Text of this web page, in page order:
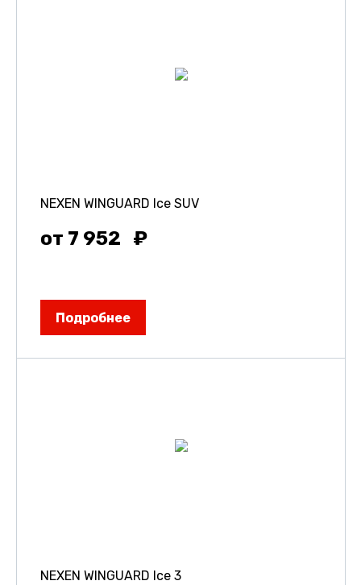
NEXEN WINGUARD Ice SUV
от 7 952
Подробнее
NEXEN WINGUARD Ice 3